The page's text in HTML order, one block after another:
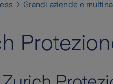
Grandi aziende e